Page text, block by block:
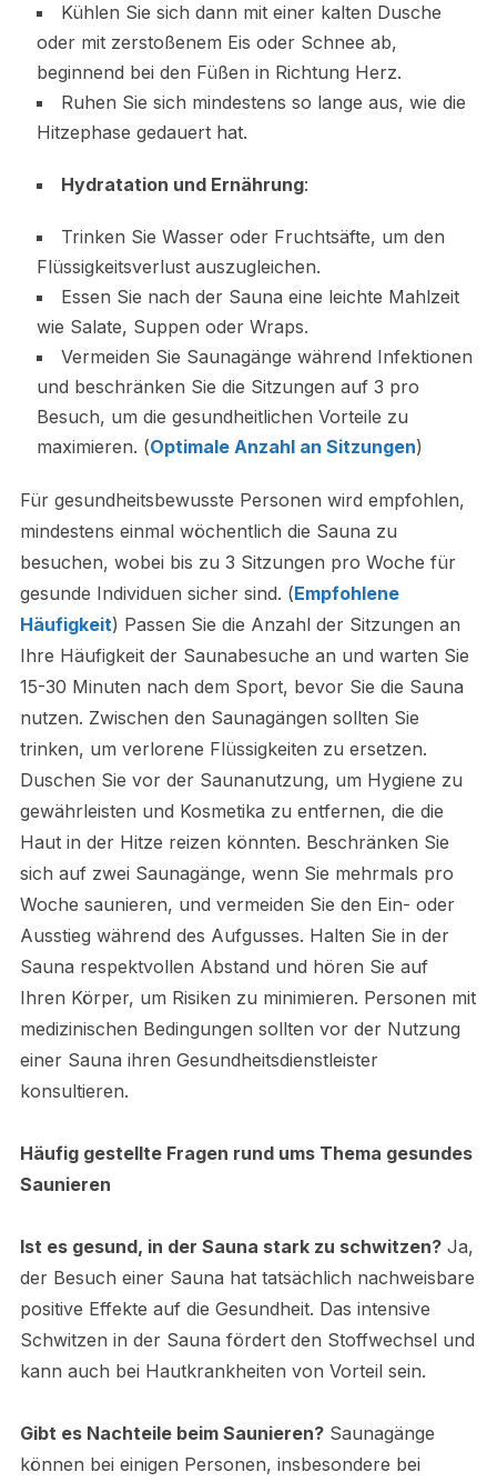
Kühlen Sie sich dann mit einer kalten Dusche
oder mit zerstoßenem Eis oder Schnee ab,
beginnend bei den Füßen in Richtung Herz.
Ruhen Sie sich mindestens so lange aus, wie die
Hitzephase gedauert hat.
Hydratation und Ernährung:
Trinken Sie Wasser oder Fruchtsäfte, um den
Flüssigkeitsverlust auszugleichen.
Essen Sie nach der Sauna eine leichte Mahlzeit
wie Salate, Suppen oder Wraps.
Vermeiden Sie Saunagänge während Infektionen
und beschränken Sie die Sitzungen auf 3 pro
Besuch, um die gesundheitlichen Vorteile zu
maximieren. (Optimale Anzahl an Sitzungen)
Für gesundheitsbewusste Personen wird empfohlen,
mindestens einmal wöchentlich die Sauna zu
besuchen, wobei bis zu 3 Sitzungen pro Woche für
gesunde Individuen sicher sind. (Empfohlene
Häufigkeit) Passen Sie die Anzahl der Sitzungen an
Ihre Häufigkeit der Saunabesuche an und warten Sie
15-30 Minuten nach dem Sport, bevor Sie die Sauna
nutzen. Zwischen den Saunagängen sollten Sie
trinken, um verlorene Flüssigkeiten zu ersetzen.
Duschen Sie vor der Saunanutzung, um Hygiene zu
gewährleisten und Kosmetika zu entfernen, die die
Haut in der Hitze reizen könnten. Beschränken Sie
sich auf zwei Saunagänge, wenn Sie mehrmals pro
Woche saunieren, und vermeiden Sie den Ein- oder
Ausstieg während des Aufgusses. Halten Sie in der
Sauna respektvollen Abstand und hören Sie auf
Ihren Körper, um Risiken zu minimieren. Personen mit
medizinischen Bedingungen sollten vor der Nutzung
einer Sauna ihren Gesundheitsdienstleister
konsultieren.
Häufig gestellte Fragen rund ums Thema gesundes
Saunieren
Ist es gesund, in der Sauna stark zu schwitzen?Ja,
der Besuch einer Sauna hat tatsächlich nachweisbare
positive Effekte auf die Gesundheit. Das intensive
Schwitzen in der Sauna fördert den Stoffwechsel und
kann auch bei Hautkrankheiten von Vorteil sein.
Gibt es Nachteile beim Saunieren?Saunagänge
können bei einigen Personen, insbesondere bei